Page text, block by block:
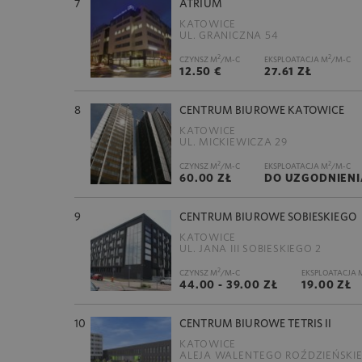
7 ATRIUM
KATOWICE
UL. GRANICZNA 54
CZYNSZ M2/M-C
12.50 €
EKSPLOATACJA M2/M-C
27.61 ZŁ
8 CENTRUM BIUROWE KATOWICE
KATOWICE
UL. MICKIEWICZA 29
CZYNSZ M2/M-C
60.00 ZŁ
EKSPLOATACJA M2/M-C
DO
9 CENTRUM BIUROWE SOBIESKIEGO
KATOWICE
UL. JANA III SOBIESKIEGO 2
CZYNSZ M2/M-C
44.00 - 39.00 ZŁ
EKSPLOATACJA
19.00 ZŁ
10 CENTRUM BIUROWE TETRIS II
KATOWICE
ALEJA WALENTEGO